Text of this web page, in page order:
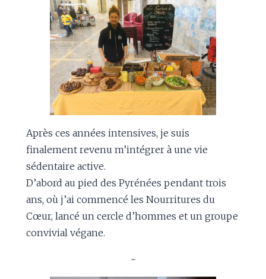
Après ces années intensives, je suis
finalement revenu m’intégrer à une vie
sédentaire active.
D’abord au pied des Pyrénées pendant trois
ans, où j’ai commencé les Nourritures du
Cœur, lancé un cercle d’hommes et un groupe
convivial végane.
~